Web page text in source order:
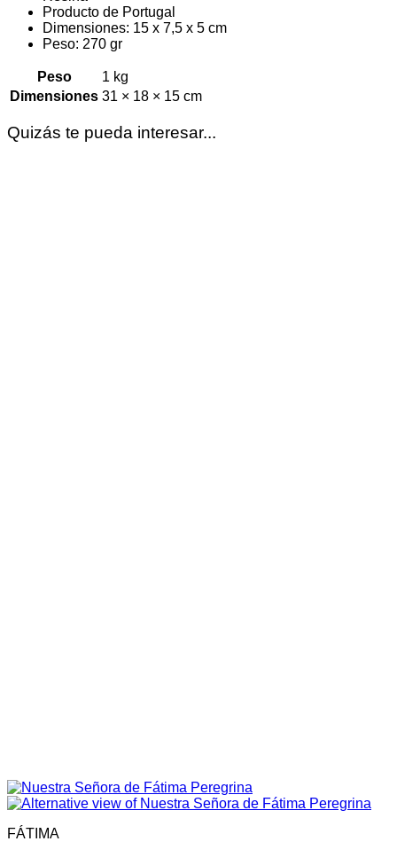
Producto de Portugal
Dimensiones: 15 x 7,5 x 5 cm
Peso: 270 gr
Peso
1 kg
Dimensiones 31 × 18 × 15 cm
Quizás te pueda interesar...
FÁTIMA